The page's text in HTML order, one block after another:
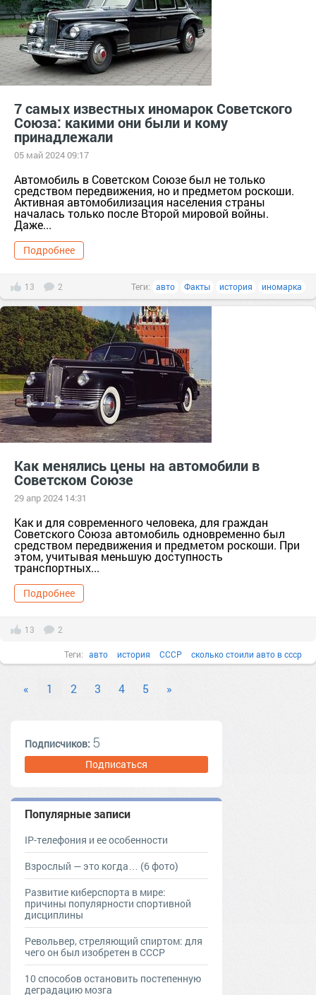
7 самых известных иномарок Советского
Союза: какими они были и кому
принадлежали
05 май 2024 09:17
Автомобиль в Советском Союзе был не только
средством передвижения, но и предметом роскоши.
Активная автомобилизация населения страны
началась только после Второй мировой войны.
Даже...
Подробнее
13 2 Теги: авто Факты история иномарка
Как менялись цены на автомобили в
Советском Союзе
29 апр 2024 14:31
Как и для современного человека, для граждан
Советского Союза автомобиль одновременно был
средством передвижения и предметом роскоши. При
этом, учитывая меньшую доступность
транспортных...
Подробнее
13 2
Теги: авто история СССР сколько стоили авто в ссср
« 1 2 3 4 5 »
Подписчиков: 5
Подписаться
Популярные записи
IP-телефония и ее особенности
Взрослый — это когда… (6 фото)
Развитие киберспорта в мире:
причины популярности спортивной
дисциплины
Револьвер, стреляющий спиртом: для
чего он был изобретен в СССР
10 способов остановить постепенную
деградацию мозга